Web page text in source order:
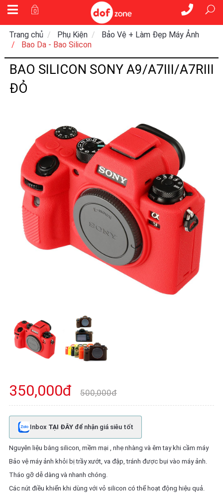
0
Trang chủ Phụ Kiện
Bảo Vệ + Làm Đẹp Máy Ảnh
Bao Da - Bao Silicon
BAO SILICON SONY A9/A7III/A7RIII
ĐỎ
350,000đ 500,000đ
Inbox TẠI ĐÂY để nhận giá siêu tốt
Nguyên liệu bằng silicon, mềm mại , nhẹ nhàng và êm tay khi cầm máy
Bảo vệ máy ảnh khỏi bị trầy xướt, va đập, tránh được bụi vào máy ảnh.
Tháo gỡ dễ dàng và nhanh chóng.
Các nút điều khiển khi dùng với vỏ silicon có thể hoạt động hiệu quả.